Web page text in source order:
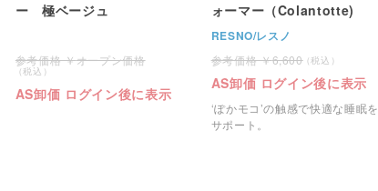
ー 極ベージュ
オープン価格
AS卸価 ログイン後に表示
ォーマー（Colantotte)
RESNO/レスノ
6,600
AS卸価 ログイン後に表示
‘ぽかモコ’の触感で快適な睡眠を
サポート。